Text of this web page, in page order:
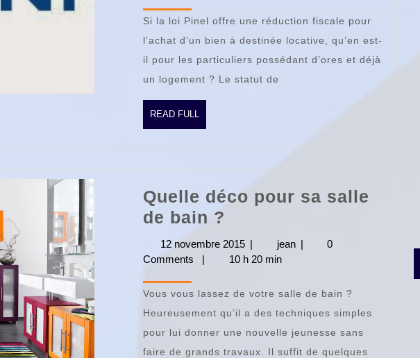
les
non-
professionnels
Si la loi Pinel offre une réduction fiscale pour
l’achat d’un bien à destinée locative, qu’en est-
il pour les particuliers possédant d’ores et déjà
un logement ? Le statut de
READ FULL
FULL
Quelle déco pour sa salle
de bain ?
déco
pour
salle
de
bain
12 novembre 2015 12
novembre
| jean jean
|
0
Comments
| 10 h 20 min
Vous vous lassez de votre salle de bain ?
Heureusement qu’il a des techniques simples
pour lui donner une nouvelle jeunesse sans
faire de grands travaux. Il suffit de quelques